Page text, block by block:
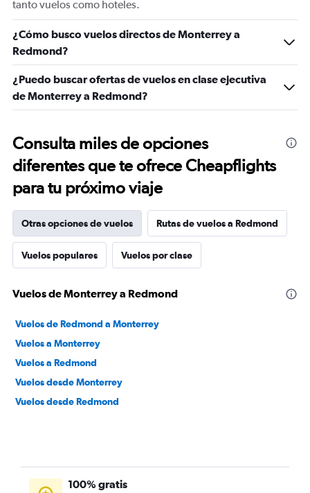
tanto vuelos como hoteles.
¿Cómo busco vuelos directos de Monterrey a
Redmond?
¿Puedo buscar ofertas de vuelos en clase ejecutiva
de Monterrey a Redmond?
Consulta miles de opciones
diferentes que te ofrece Cheapflights
para tu próximo viaje
Otras opciones de vuelos Rutas de vuelos a Redmond
Vuelos populares Vuelos por clase
Vuelos de Monterrey a Redmond
Vuelos de Redmond a Monterrey
Vuelos a Monterrey
Vuelos a Redmond
Vuelos desde Monterrey
Vuelos desde Redmond
100% gratis